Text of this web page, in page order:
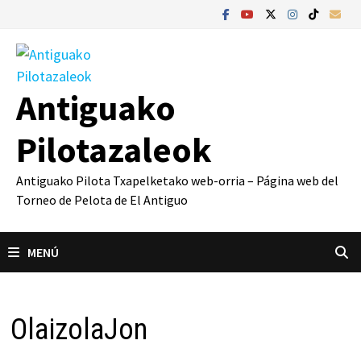
contenido
Antiguako
Pilotazaleok
Antiguako Pilota Txapelketako web-orria – Página web del
Torneo de Pelota de El Antiguo
MENÚ
OlaizolaJon